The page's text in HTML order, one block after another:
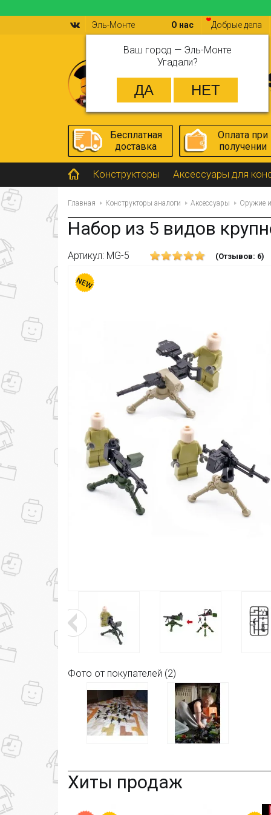
Эль-Монте
Ваш город — Эль-Монте
Угадали?
О нас Добрые дела
Бесплатная
доставка
Оплата при
получении
Конструкторы Аксессуары для
Главная Конструкторы аналоги Аксессуары Оружие
Набор из 5 видов
Артикул: MG-5 (Отзывов: 6)
Фото от покупателей (2)
Хиты продаж